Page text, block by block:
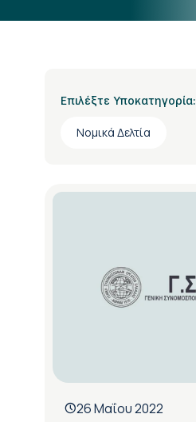
Επιλέξτε Υποκατηγορία:
Νομικά Δελτία
26 Μαΐου 2022